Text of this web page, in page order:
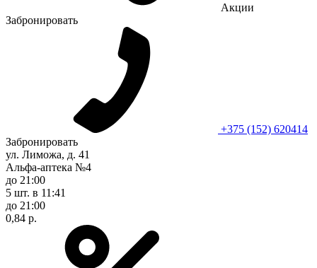
Акции
Забронировать
+375 (152) 620414
Забронировать
ул. Лиможа, д. 41
Альфа-аптека №4
до 21:00
5 шт. в 11:41
до 21:00
0,84 р.